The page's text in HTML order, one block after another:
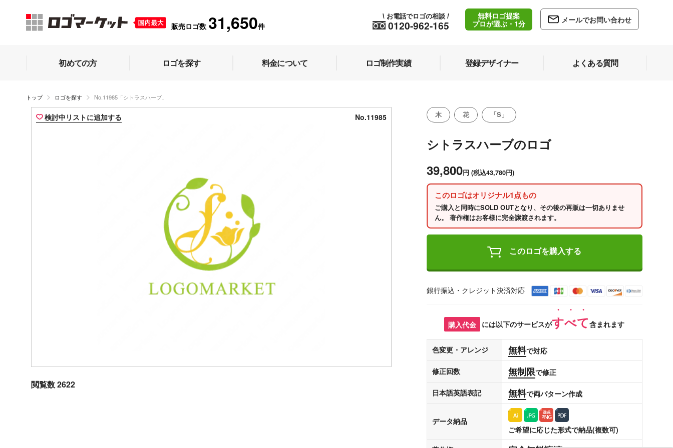
販売ロゴ数 31,650件 0120-962-165
\ お電話でロゴの相談 /
無料ロゴ提案
プロが選ぶ・1分
メールでお問い合わせ
初めての方 ロゴを探す 料金について ロゴ制作実績 登録デザイナー よくある質問
トップ ロゴを探す No.11985「シトラスハーブ」
検討中リストに追加する No.11985
閲覧数 2622
木 花 「S」
シトラスハーブのロゴ
39,800円 (税込43,780円)
このロゴはオリジナル1点もの
ご購入と同時にSOLD OUTとなり、その後の再販は一切ありませ
ん。 著作権はお客様に完全譲渡されます。
このロゴを購入する
銀行振込・クレジット決済対応
購入代金 には以下のサービスがすべて含まれます
色変更・アレンジ 無料で対応
修正回数 無制限で修正
日本語英語表記 無料で両パターン作成
データ納品
ご希望に応じた形式で納品(複数可)